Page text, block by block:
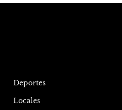
Deportes
Locales